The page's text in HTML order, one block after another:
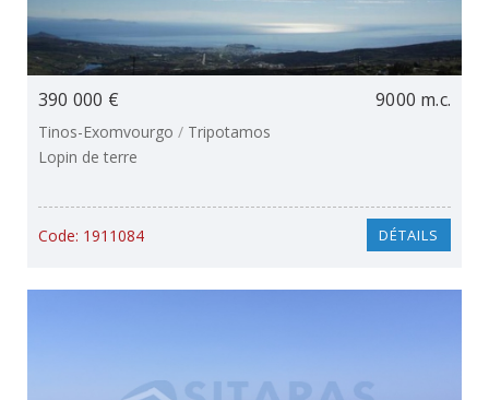
390 000 € 9000 m.c.
Tinos-Exomvourgo / Tripotamos
Lopin de terre
Code: 1911084 DÉTAILS